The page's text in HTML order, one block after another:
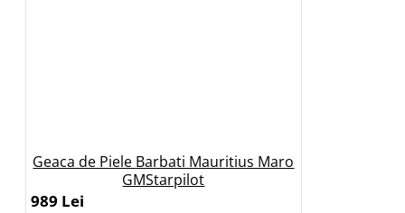
Geaca de Piele Barbati Mauritius Maro
GMStarpilot
989 Lei